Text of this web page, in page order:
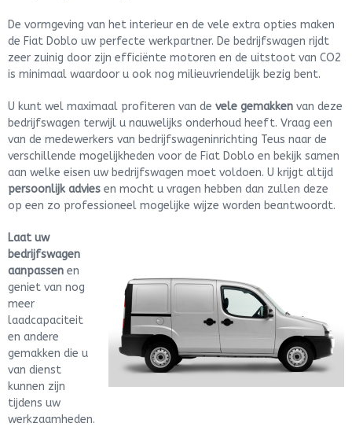
De vormgeving van het interieur en de vele extra opties maken
de Fiat Doblo uw perfecte werkpartner. De bedrijfswagen rijdt
zeer zuinig door zijn efficiënte motoren en de uitstoot van CO2
is minimaal waardoor u ook nog milieuvriendelijk bezig bent.
U kunt wel maximaal profiteren van de vele gemakken van deze
bedrijfswagen terwijl u nauwelijks onderhoud heeft. Vraag een
van de medewerkers van bedrijfswageninrichting Teus naar de
verschillende mogelijkheden voor de Fiat Doblo en bekijk samen
aan welke eisen uw bedrijfswagen moet voldoen. U krijgt altijd
persoonlijk advies en mocht u vragen hebben dan zullen deze
op een zo professioneel mogelijke wijze worden beantwoordt.
Laat uw
bedrijfswagen
aanpassen en
geniet van nog
meer
laadcapaciteit
en andere
gemakken die u
van dienst
kunnen zijn
tijdens uw
werkzaamheden.